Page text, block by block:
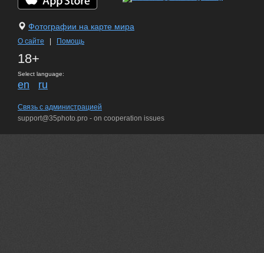
Фотографии на карте мира
О сайте Помощь
18+
Select language:
en ru
Связь с администрацией
support@35photo.pro - on cooperation issues